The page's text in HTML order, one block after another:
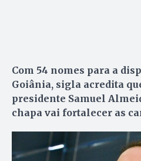
Com 54 nomes para a
Goiânia, sigla acredita
presidente Samuel
chapa vai fortalecer as